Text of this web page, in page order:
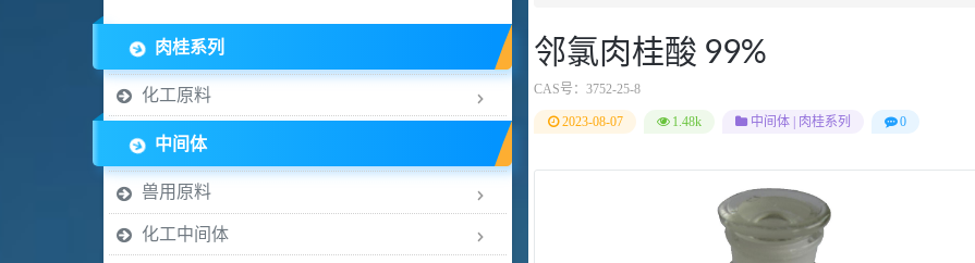
邻氯肉桂酸 99%
CAS号： 3752-25-8
2023-08-07 1.48k 中间体| 肉桂系列 0
肉桂系列
化工原料
中间体
兽用原料
化工中间体